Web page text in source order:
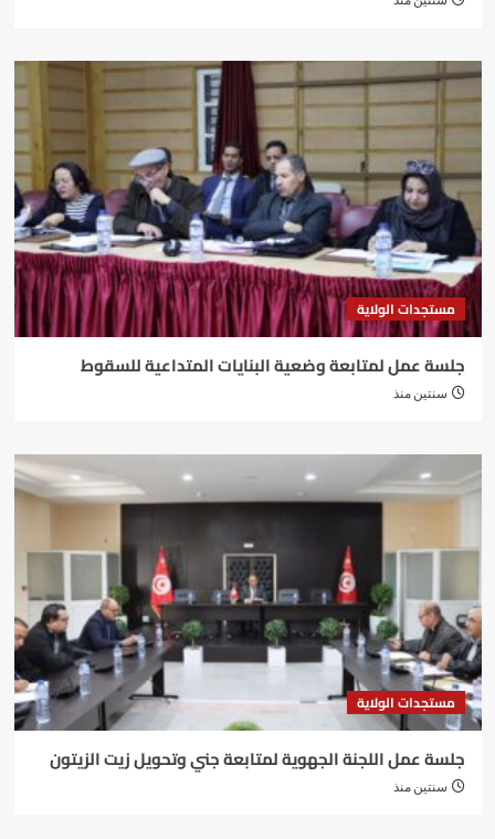
مستجدات الولاية
جلسة عمل لمتابعة وضعية البنايات المتداعية للسقوط
سنتين منذ
مستجدات الولاية
جلسة عمل اللجنة الجهوية لمتابعة جني وتحويل زيت الزيتون
سنتين منذ